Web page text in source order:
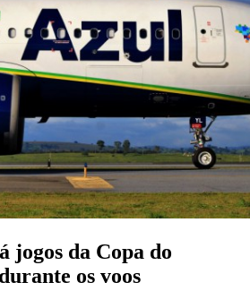
da Copa do
os voos